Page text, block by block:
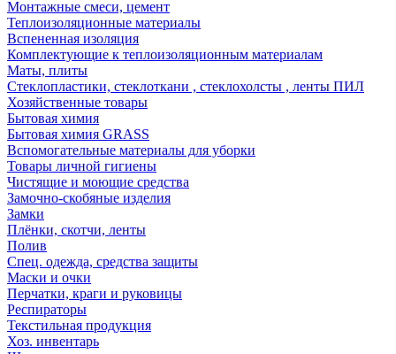
Монтажные смеси, цемент
Теплоизоляционные материалы
Вспененная изоляция
Комплектующие к теплоизоляционным материалам
Маты, плиты
Стеклопластики, стеклоткани , стеклохолсты , ленты ПИЛ
Хозяйственные товары
Бытовая химия
Бытовая химия GRASS
Вспомогательные материалы для уборки
Товары личной гигиены
Чистящие и моющие средства
Замочно-скобяные изделия
Замки
Плёнки, скотчи, ленты
Полив
Спец. одежда, средства защиты
Маски и очки
Перчатки, краги и руковицы
Респираторы
Текстильная продукция
Хоз. инвентарь